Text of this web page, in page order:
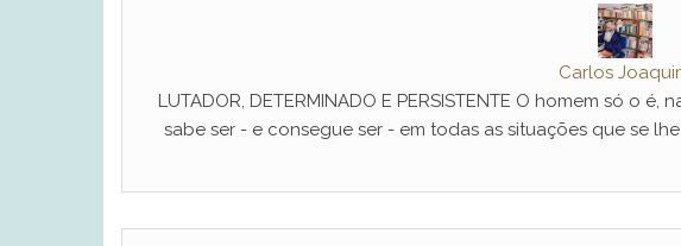
Carlos
LUTADOR, DETERMINADO E PERSISTENTE O homem só o
sabe ser - e consegue ser - em todas as situações que se